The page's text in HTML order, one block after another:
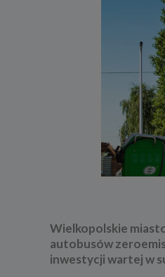
Wielkopolskie
autobusów
inwestycji wartej w